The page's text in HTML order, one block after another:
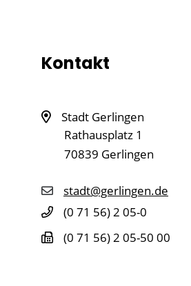
Kontakt
Stadt Gerlingen
Rathausplatz 1
70839 Gerlingen
stadt@gerlingen.de
(0 71 56) 2 05-0
(0 71 56) 2 05-50 00